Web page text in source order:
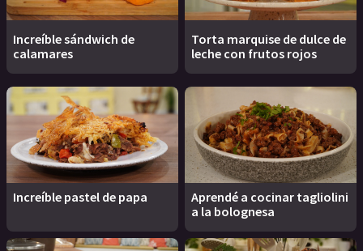
Increíble sándwich de
calamares
Torta marquise de dulce de
leche con frutos rojos
Increíble pastel de papa
Aprendé a cocinar tagliolini
a la bolognesa